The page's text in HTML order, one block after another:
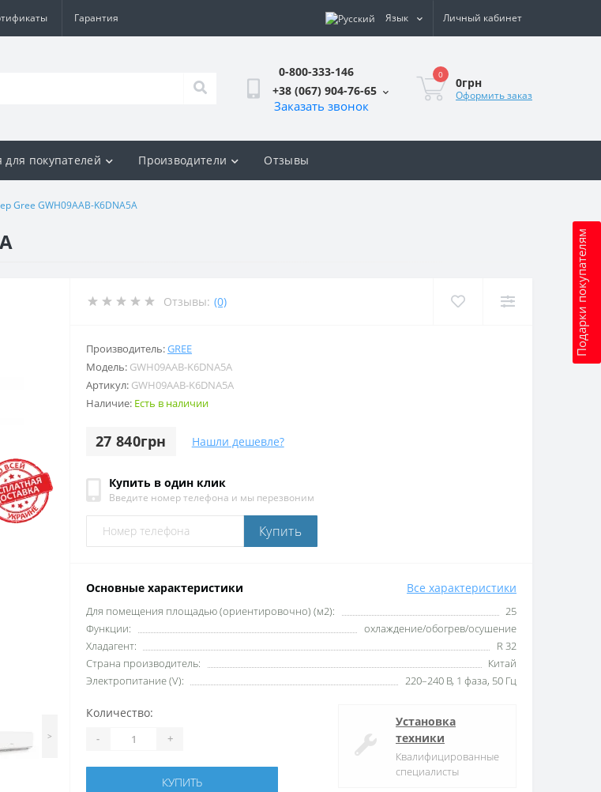
Гарантия Язык Личный кабинет
0-800-333-146
+38 (067) 904-76-65
Заказать звонок
0
0грн
Оформить заказ
Подарки покупателям
покупателей Производители Отзывы
Gree GWH09AAB-K6DNA5A
>
Отзывы: (0)
Производитель:GREE
Модель: GWH09AAB-K6DNA5A
Артикул: GWH09AAB-K6DNA5A
Наличие: Есть в наличии
27 840грн Нашли дешевле?
Купить в один клик
Введите номер телефона и мы перезвоним
Купить
Основные характеристики Все характеристики
Для помещения площадью (ориентировочно) (м2):
25
Функции:
охлаждение/обогрев/осушение
Хладагент:
R 32
Страна производитель:
Китай
Электропитание (V):
220–240 B, 1 фаза, 50 Гц
Количество:
- +
КУПИТЬ
Установка
техники
Квалифицированные
специалисты